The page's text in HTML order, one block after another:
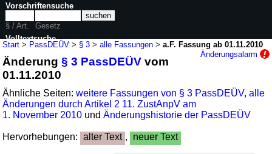
Start > PassDEÜV > § 3 >alle Fassungen >a.F. Fassung ab 01.11.2010
Änderungsalarm
Änderung§ 3 PassDEÜV vom
01.11.2010
Ähnliche Seiten:weitere Fassungen von § 3 PassDEÜV,alle
Änderungen durch Artikel 2 11. ZustAnpV am
1. November 2010 undÄnderungshistorie der PassDEÜV
Hervorhebungen: alter Text , neuer Text
Vorschriftensuche
§ / Art.
Gesetz
Volltextsuche
nur in PassDEÜV